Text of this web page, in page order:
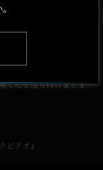
た市松人形Vtuberのお
るとは…
て心を落ち付けましょ
デオ』